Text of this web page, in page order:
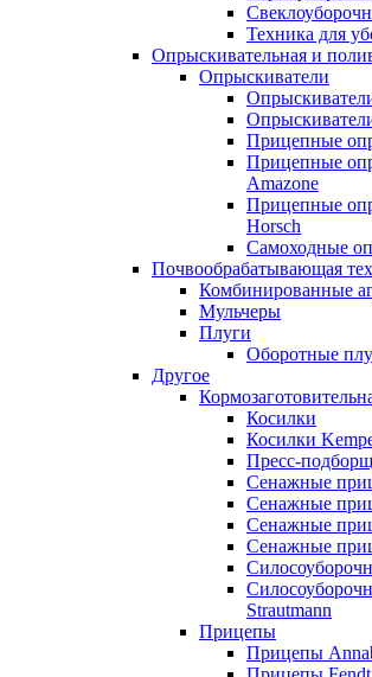
Техника для
Опрыскивательная и
Опрыскиватели
Прицепные
Прицепные
Amazone
Прицепные
Horsch
Самоходные
Почвообрабатывающая
Комбинированные
Мульчеры
Плуги
Оборотные
Другое
Косилки
Косилки
Пресс-
Сенажные
Сенажные
Сенажные
Сенажные
Strautmann
Прицепы
Прицепы